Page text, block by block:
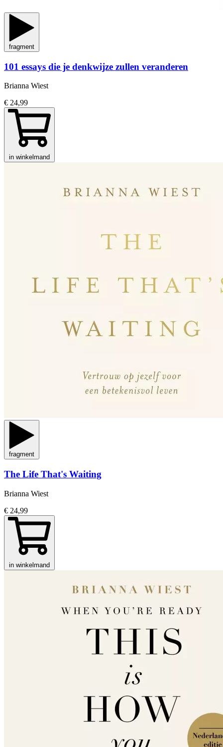
fragment
101 essays die je denkwijze zullen veranderen
Brianna Wiest
€ 24,99
in winkelmand
fragment
The Life That's Waiting
Brianna Wiest
€ 24,99
in winkelmand